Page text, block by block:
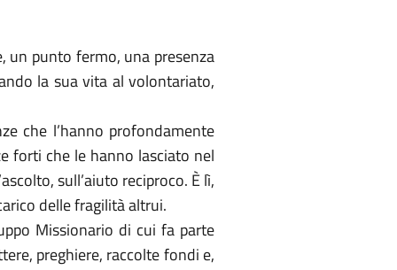
un punto fermo, una presenza
la sua vita al volontariato,
che l’hanno profondamente
forti che le hanno lasciato nel
sull’aiuto reciproco. È lì,
delle fragilità altrui.
Missionario di cui fa parte
preghiere, raccolte fondi e,